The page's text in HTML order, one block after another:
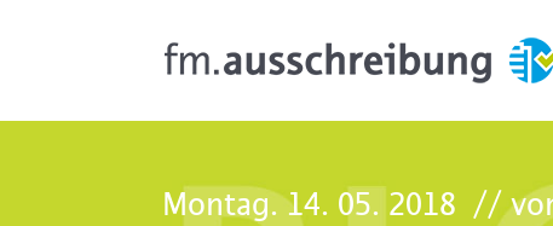
Montag. 14. 05. 2018 //